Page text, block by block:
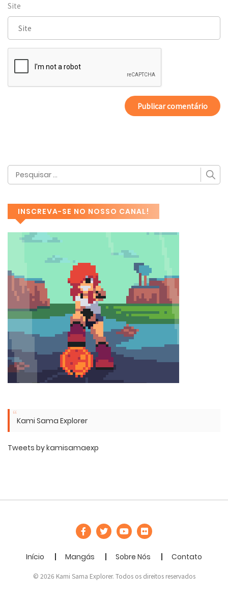
Site
INSCREVA-SE NO NOSSO CANAL!
Kami Sama Explorer
Tweets by kamisamaexp
Início Mangás Sobre Nós Contato
© 2026 Kami Sama Explorer. Todos os direitos reservados